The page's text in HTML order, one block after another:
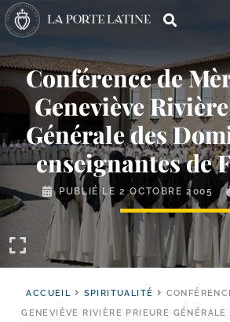
Conférence de
Geneviève
Générale des
enseignantes de
PUBLIÉ LE2 OCTOBRE 2005
ACCUEIL SPIRITUALITÉ
GENEVIÈVE RIVIÈRE PRIEURE